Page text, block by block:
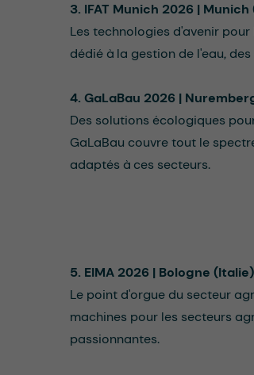
3. IFAT Munich 2026 |
Les technologies d'avenir
dédié à la gestion de l'eau,
4. GaLaBau 2026 |
Des solutions écologiques
GaLaBau couvre tout le
adaptés à ces secteurs.
5. EIMA 2026 | Bologne (Italie)
Le point d'orgue du secteur
machines pour les secteurs
passionnantes.